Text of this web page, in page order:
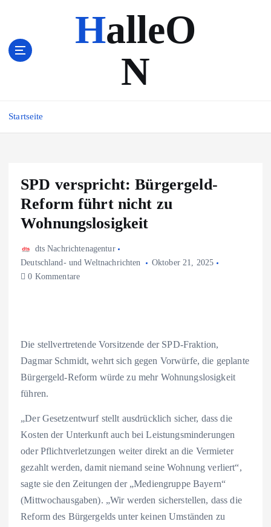
s
HalleO
N
Startseite
SPD verspricht: Bürgergeld-
Reform führt nicht zu
Wohnungslosigkeit
dts Nachrichtenagentur
Deutschland- und Weltnachrichten
Oktober 21, 2025
0 Kommentare
Die stellvertretende Vorsitzende der SPD-Fraktion,
Dagmar Schmidt, wehrt sich gegen Vorwürfe, die geplante
Bürgergeld-Reform würde zu mehr Wohnungslosigkeit
führen.
„Der Gesetzentwurf stellt ausdrücklich sicher, dass die
Kosten der Unterkunft auch bei Leistungsminderungen
oder Pflichtverletzungen weiter direkt an die Vermieter
gezahlt werden, damit niemand seine Wohnung verliert“,
sagte sie den Zeitungen der „Mediengruppe Bayern“
(Mittwochausgaben). „Wir werden sicherstellen, dass die
Reform des Bürgergelds unter keinen Umständen zu